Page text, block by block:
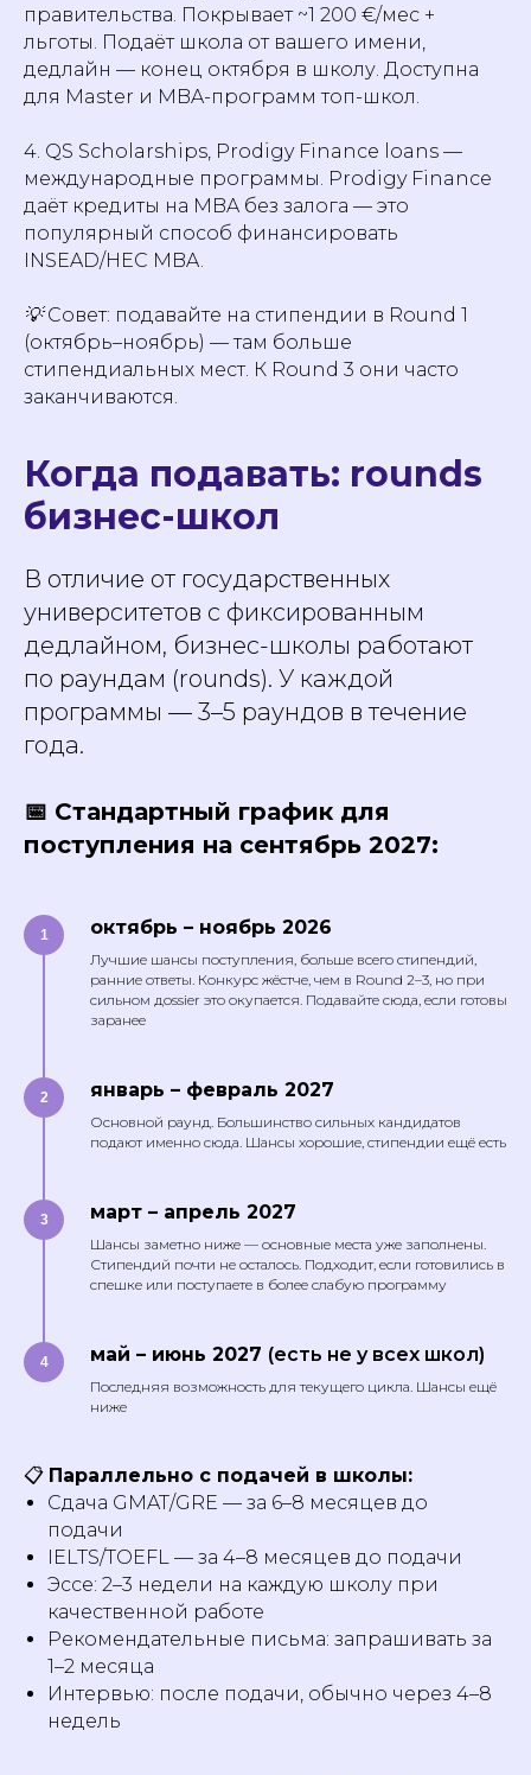
правительства. Покрывает ~1 200 €/мес +
льготы. Подаёт школа от вашего имени,
дедлайн — конец октября в школу. Доступна
для Master и MBA-программ топ-школ.
4. QS Scholarships, Prodigy Finance loans —
международные программы. Prodigy Finance
даёт кредиты на MBA без залога — это
популярный способ финансировать
INSEAD/HEC MBA.
💡 Совет: подавайте на стипендии в Round 1
(октябрь–ноябрь) — там больше
стипендиальных мест. К Round 3 они часто
заканчиваются.
Когда подавать: rounds
бизнес-школ
В отличие от государственных
университетов с фиксированным
дедлайном, бизнес-школы работают
по раундам (rounds). У каждой
программы — 3–5 раундов в течение
года.
📅 Стандартный график для
поступления на сентябрь 2027:
октябрь – ноябрь 2026
Лучшие шансы поступления, больше всего стипендий,
ранние ответы. Конкурс жёстче, чем в Round 2–3, но при
сильном дossier это окупается. Подавайте сюда, если готовы
заранее
январь – февраль 2027
Основной раунд. Большинство сильных кандидатов
подают именно сюда. Шансы хорошие, стипендии ещё есть
март – апрель 2027
Шансы заметно ниже — основные места уже заполнены.
Стипендий почти не осталось. Подходит, если готовились в
спешке или поступаете в более слабую программу
май – июнь 2027 (есть не у всех школ)
Последняя возможность для текущего цикла. Шансы ещё
ниже
📋 Параллельно с подачей в школы:
Сдача GMAT/GRE — за 6–8 месяцев до
подачи
IELTS/TOEFL — за 4–8 месяцев до подачи
Эссе: 2–3 недели на каждую школу при
качественной работе
Рекомендательные письма: запрашивать за
1–2 месяца
Интервью: после подачи, обычно через 4–8
недель